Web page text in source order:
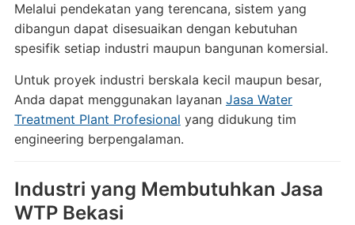
Melalui pendekatan yang terencana, sistem yang
dibangun dapat disesuaikan dengan kebutuhan
spesifik setiap industri maupun bangunan komersial.
Untuk proyek industri berskala kecil maupun besar,
Anda dapat menggunakan layanan Jasa Water
Treatment Plant Profesional yang didukung tim
engineering berpengalaman.
Industri yang Membutuhkan Jasa
WTP Bekasi